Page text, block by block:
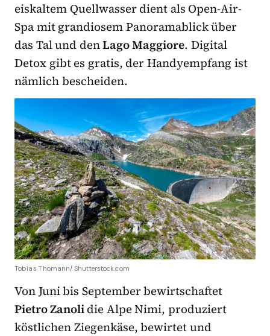
eiskaltem Quellwasser dient als Open-Air-
Spa mit grandiosem Panoramablick über
das Tal und denLago Maggiore. Digital
Detox gibt es gratis, der Handyempfang ist
nämlich bescheiden.
Tobias Thomann/ Shutterstock.com
Von Juni bis September bewirtschaftet
Pietro Zanolidie Alpe Nimi, produziert
köstlichen Ziegenkäse, bewirtet und